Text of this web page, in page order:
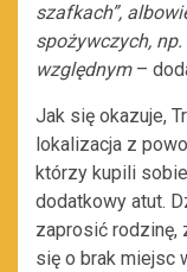
szafkach”,
spożywczych,
względnym–
Jak się okazuje,
lokalizacja z
którzy kupili
dodatkowy atut.
zaprosić rodzinę,
się o brak miejsc